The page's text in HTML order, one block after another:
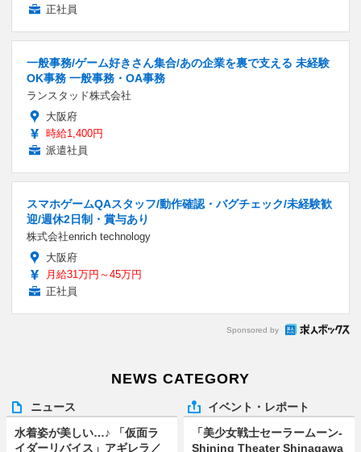
正社員
一般事務/ゲーム好きさん集合/あの企業を裏で支える 未経験
OK事務 一般事務・OA事務
ランスタッド株式会社
大阪府
時給1,400円
派遣社員
スマホゲームQAスタッフ/動作確認・バグチェック/未経験歓
迎/週休2日制・賞与あり
株式会社enrich technology
大阪府
月給31万円～45万円
正社員
Sponsored by
NEWS CATEGORY
ニュース
水着姿が美しい…♪ 「仮面ラ
イダーリバイス」アギレラ／
イベント・レポート
「美少女戦士セーラームーン-
Shining Theater Shinagawa